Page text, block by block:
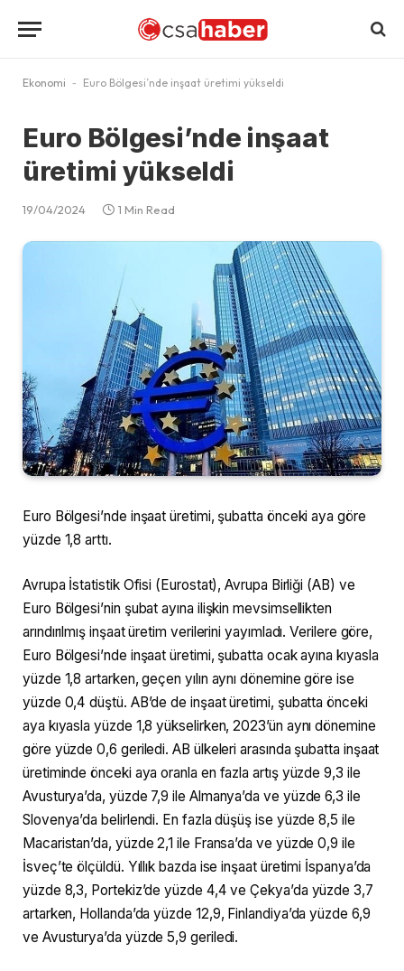
Ekonomi - Euro Bölgesi’nde inşaat üretimi yükseldi
Euro Bölgesi’nde inşaat
üretimi yükseldi
19/04/2024 1 Min Read
Euro Bölgesi’nde inşaat üretimi, şubatta önceki aya göre
yüzde 1,8 arttı.
Avrupa İstatistik Ofisi (Eurostat), Avrupa Birliği (AB) ve
Euro Bölgesi’nin şubat ayına ilişkin mevsimsellikten
arındırılmış inşaat üretim verilerini yayımladı. Verilere göre,
Euro Bölgesi’nde inşaat üretimi, şubatta ocak ayına kıyasla
yüzde 1,8 artarken, geçen yılın aynı dönemine göre ise
yüzde 0,4 düştü. AB’de de inşaat üretimi, şubatta önceki
aya kıyasla yüzde 1,8 yükselirken, 2023’ün aynı dönemine
göre yüzde 0,6 geriledi. AB ülkeleri arasında şubatta inşaat
üretiminde önceki aya oranla en fazla artış yüzde 9,3 ile
Avusturya’da, yüzde 7,9 ile Almanya’da ve yüzde 6,3 ile
Slovenya’da belirlendi. En fazla düşüş ise yüzde 8,5 ile
Macaristan’da, yüzde 2,1 ile Fransa’da ve yüzde 0,9 ile
İsveç’te ölçüldü. Yıllık bazda ise inşaat üretimi İspanya’da
yüzde 8,3, Portekiz’de yüzde 4,4 ve Çekya’da yüzde 3,7
artarken, Hollanda’da yüzde 12,9, Finlandiya’da yüzde 6,9
ve Avusturya’da yüzde 5,9 geriledi.